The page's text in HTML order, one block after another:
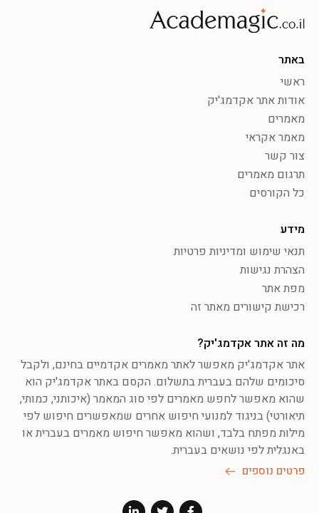
באתר
ראשי
אודות אתר אקדמג'יק
מאמרים
מאמר אקראי
צור קשר
תרגום מאמרים
כל הקורסים
מידע
תנאי שימוש ומדיניות פרטיות
הצהרת נגישות
מפת אתר
רכישת קישורים מאתר זה
מה זה אתר אקדמג'יק?
אתר אקדמג'יק מאפשר לאתר מאמרים אקדמיים בחינם, ולקבל
סיכומים שלהם בעברית בתשלום. הקסם באתר אקדמג'יק הוא
שהוא מאפשר לחפש מאמרים לפי סוג המאמר (איכותני, כמותי,
תיאורטי) בניגוד למנועי חיפוש אחרים שמאפשרים חיפוש לפי
מילות מפתח בלבד, ושהוא מאפשר חיפוש מאמרים בעברית או
באנגלית לפי נושאים בעברית.
פרטים נוספים